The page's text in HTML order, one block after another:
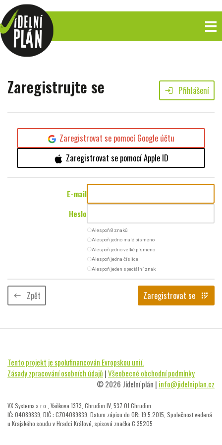
Zaregistrujte se login Přihlášení
Zaregistrovat se pomocí Google účtu
Zaregistrovat se pomocí Apple ID
E-mail
Heslo
radio_button_uncheckedAlespoň 8 znaků
radio_button_uncheckedAlespoň jedno malé písmeno
radio_button_uncheckedAlespoň jedno velké písmeno
radio_button_uncheckedAlespoň jedna číslice
radio_button_uncheckedAlespoň jeden speciální znak
keyboard_backspace Zpět Zaregistrovat se app_registration
Tento projekt je spolufinancován Evropskou unií.
Zásady zpracování osobních údajů |Všeobecné obchodní podmínky
© 2026 Jídelní plán | info@jidelniplan.cz
VX Systems s.r.o., Vaňkova 1373, Chrudim IV, 537 01 Chrudim
IČ: 04089839, DIČ : CZ04089839, Datum zápisu do OR: 19.5.2015, Společnost vedená
u Krajského soudu v Hradci Králové, spisová značka C 35205